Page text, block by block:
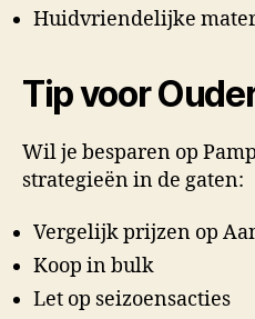
Huidvriendelijke
Tip voor
Wil je besparen op
strategieën in de gaten:
Vergelijk prijzen op
Koop in bulk
Let op seizoensacties